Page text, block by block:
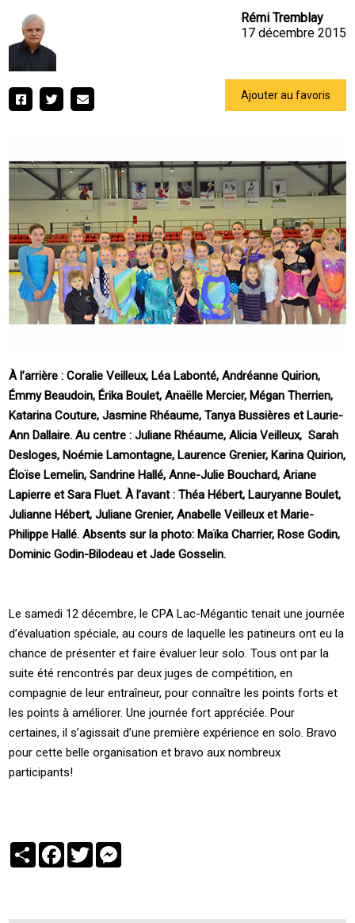
Rémi Tremblay
17 décembre 2015
Ajouter au favoris
À l’arrière : Coralie Veilleux, Léa Labonté, Andréanne Quirion,
Émmy Beaudoin, Érika Boulet, Anaëlle Mercier, Mégan Therrien,
Katarina Couture, Jasmine Rhéaume, Tanya Bussières et Laurie-
Ann Dallaire. Au centre : Juliane Rhéaume, Alicia Veilleux, Sarah
Desloges, Noémie Lamontagne, Laurence Grenier, Karina Quirion,
Éloïse Lemelin, Sandrine Hallé, Anne-Julie Bouchard, Ariane
Lapierre et Sara Fluet. À l’avant : Théa Hébert, Lauryanne Boulet,
Julianne Hébert, Juliane Grenier, Anabelle Veilleux et Marie-
Philippe Hallé. Absents sur la photo: Maïka Charrier, Rose Godin,
Dominic Godin-Bilodeau et Jade Gosselin.
Le samedi 12 décembre, le CPA Lac-Mégantic tenait une journée
d’évaluation spéciale, au cours de laquelle les patineurs ont eu la
chance de présenter et faire évaluer leur solo. Tous ont par la
suite été rencontrés par deux juges de compétition, en
compagnie de leur entraîneur, pour connaître les points forts et
les points à améliorer. Une journée fort appréciée. Pour
certaines, il s’agissait d’une première expérience en solo. Bravo
pour cette belle organisation et bravo aux nombreux
participants!
PartagerFacebook
Twitter